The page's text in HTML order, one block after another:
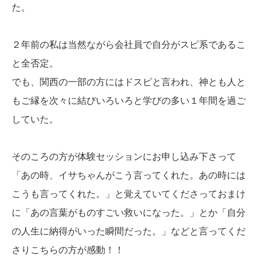
た。
２年前の私は当然ながら会社員で自分がスピ系であるこ
と全否定。
でも、関西の一部の方にはドスピと言われ、神とも人と
もご縁を次々に結びいろいろと学びの多い１年間を過ご
していた。
そのころの方が体験セッションにお申し込み下さって
「あの時、イサちゃんがこう言ってくれた。あの時には
こうも言ってくれた。」と覚えていてくださっておまけ
に「あの言葉がものすごい救いになった。」とか「自分
の人生に納得がいった瞬間だった。」などと言ってくだ
さりこちらの方が感動！！